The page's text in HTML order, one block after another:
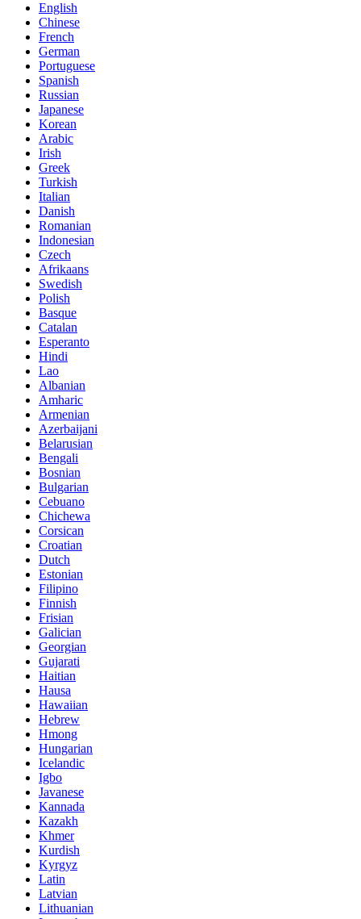
English
Chinese
French
German
Portuguese
Spanish
Russian
Japanese
Korean
Arabic
Irish
Greek
Turkish
Italian
Danish
Romanian
Indonesian
Czech
Afrikaans
Swedish
Polish
Basque
Catalan
Esperanto
Hindi
Lao
Albanian
Amharic
Armenian
Azerbaijani
Belarusian
Bengali
Bosnian
Bulgarian
Cebuano
Chichewa
Corsican
Croatian
Dutch
Estonian
Filipino
Finnish
Frisian
Galician
Georgian
Gujarati
Haitian
Hausa
Hawaiian
Hebrew
Hmong
Hungarian
Icelandic
Igbo
Javanese
Kannada
Kazakh
Khmer
Kurdish
Kyrgyz
Latin
Latvian
Lithuanian